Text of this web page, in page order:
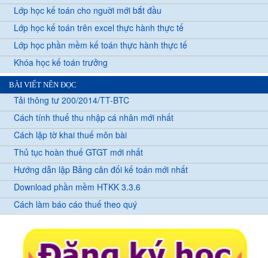
Lớp học kế toán cho nguời mới bắt đầu
Lớp học kế toán trên excel thực hành thực tế
Lớp học phần mềm kế toán thực hành thực tế
Khóa học kế toán trưởng
BÀI VIẾT NÊN ĐỌC
Tải thông tư 200/2014/TT-BTC
Cách tính thuế thu nhập cá nhân mới nhất
Cách lập tờ khai thuế môn bài
Thủ tục hoàn thuế GTGT mới nhất
Hướng dẫn lập Bảng cân đối kế toán mới nhất
Download phần mềm HTKK 3.3.6
Cách làm báo cáo thuế theo quý